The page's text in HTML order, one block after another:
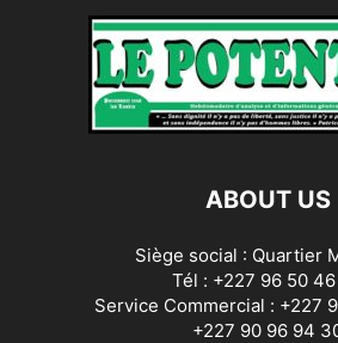
ABOUT US
Siège social : Quartier
Tél : +227 96 50
Service Commercial : +227
+227 90 96 94